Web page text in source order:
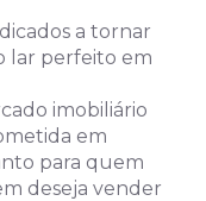
a tornar
lar perfeito em
imobiliário
em
para quem
deseja vender